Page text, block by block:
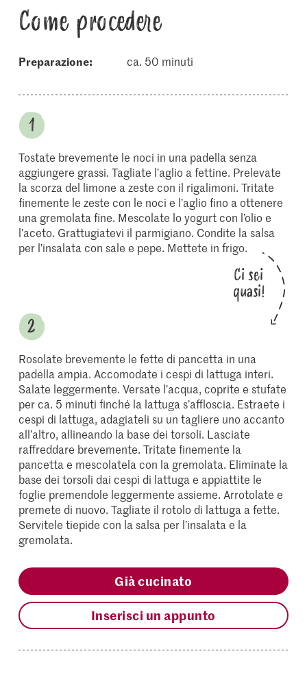
Come procedere
Preparazione: ca. 50 minuti
Tostate brevemente le noci in una padella senza
aggiungere grassi. Tagliate l’aglio a fettine. Prelevate
la scorza del limone a zeste con il rigalimoni. Tritate
finemente le zeste con le noci e l’aglio fino a ottenere
una gremolata fine. Mescolate lo yogurt con l’olio e
l’aceto. Grattugiatevi il parmigiano. Condite la salsa
per l’insalata con sale e pepe. Mettete in frigo.
Ci sei
quasi!
Rosolate brevemente le fette di pancetta in una
padella ampia. Accomodate i cespi di lattuga interi.
Salate leggermente. Versate l’acqua, coprite e stufate
per ca. 5 minuti finché la lattuga s’affloscia. Estraete i
cespi di lattuga, adagiateli su un tagliere uno accanto
all’altro, allineando la base dei torsoli. Lasciate
raffreddare brevemente. Tritate finemente la
pancetta e mescolatela con la gremolata. Eliminate la
base dei torsoli dai cespi di lattuga e appiattite le
foglie premendole leggermente assieme. Arrotolate e
premete di nuovo. Tagliate il rotolo di lattuga a fette.
Servitele tiepide con la salsa per l’insalata e la
gremolata.
Già cucinato
Inserisci un appunto